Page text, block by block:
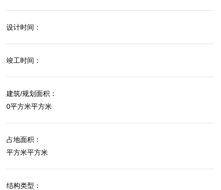
设计时间：
竣工时间：
建筑/规划面积：
0平方米平方米
占地面积：
平方米平方米
结构类型：